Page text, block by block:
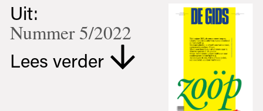
Uit:
Nummer 5/2022
Lees verder